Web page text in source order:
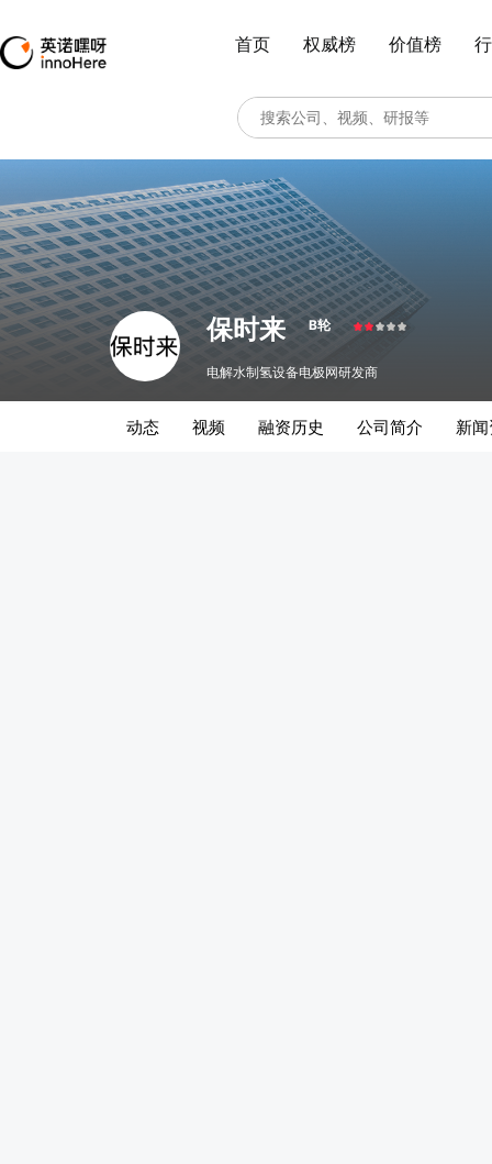
首页 权威榜 价值榜
保时来 B轮
电解水制氢设备电极网研发商
动态 视频 融资历史 公司简介 新